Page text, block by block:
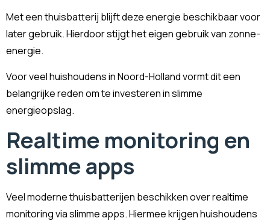
Met een thuisbatterij blijft deze energie beschikbaar voor
later gebruik. Hierdoor stijgt het eigen gebruik van zonne-
energie.
Voor veel huishoudens in Noord-Holland vormt dit een
belangrijke reden om te investeren in slimme
energieopslag.
Realtime monitoring en
slimme apps
Veel moderne thuisbatterijen beschikken over realtime
monitoring via slimme apps. Hiermee krijgen huishoudens